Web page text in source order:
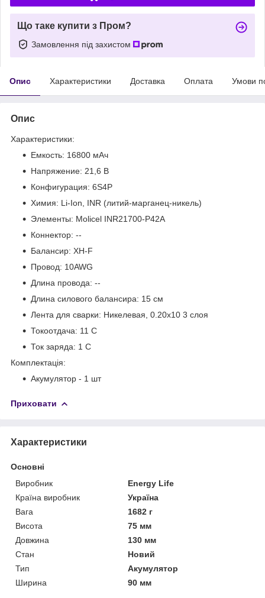
Що таке купити з Пром?
Замовлення під захистом
Опис Характеристики Доставка Оплата Умови
Опис
Характеристики:
Емкость: 16800 мАч
Напряжение: 21,6 В
Конфигурация: 6S4P
Химия: Li-Ion, INR (литий-марганец-никель)
Элементы: Molicel INR21700-P42A
Коннектор: --
Балансир: XH-F
Провод: 10AWG
Длина провода: --
Длина силового балансира: 15 см
Лента для сварки: Никелевая, 0.20x10 3 слоя
Токоотдача: 11 C
Ток заряда: 1 C
Комплектація:
Акумулятор - 1 шт
Приховати
Характеристики
Основні
Виробник
Energy Life
Країна виробник
Україна
Вага
1682 г
Висота
75 мм
Довжина
130 мм
Стан
Новий
Тип
Акумулятор
Ширина
90 мм